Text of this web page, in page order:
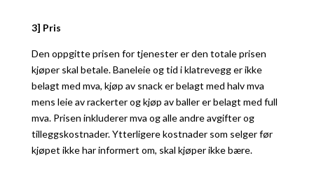
3] Pris
Den oppgitte prisen for tjenester er den totale prisen
kjøper skal betale. Baneleie og tid i klatrevegg er ikke
belagt med mva, kjøp av snack er belagt med halv mva
mens leie av rackerter og kjøp av baller er belagt med full
mva. Prisen inkluderer mva og alle andre avgifter og
tilleggskostnader. Ytterligere kostnader som selger før
kjøpet ikke har informert om, skal kjøper ikke bære.